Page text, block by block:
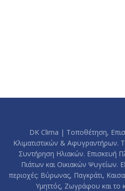
DK Clima | Τοποθέτηση,
Κλιματιστικών & Αφυγραντήρων.
Συντήρηση Ηλιακών. Επισκευή
Πιάτων και Οικιακών Ψυγείων.
περιοχές: Βύρωνας, Παγκράτι,
Υμηττός, Ζωγράφου και το